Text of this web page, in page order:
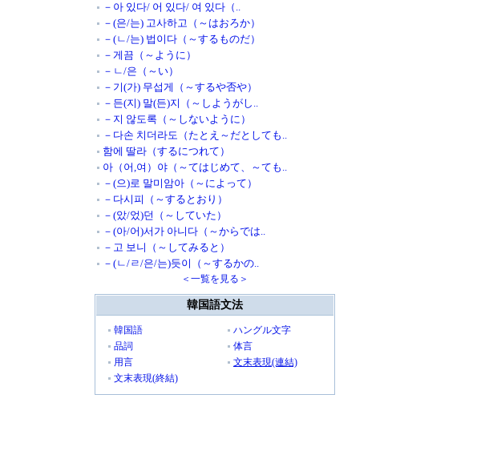
－아 있다/ 어 있다/ 여 있다（..
－(은/는) 고사하고（～はおろか）
－(ㄴ/는) 법이다（～するものだ）
－게끔（～ように）
－ㄴ/은（～い）
－기(가) 무섭게（～するや否や）
－든(지) 말(든)지（～しようがし..
－지 않도록（～しないように）
－다손 치더라도（たとえ～だとしても..
함에 딸라（するにつれて）
아（어,여）야（～てはじめて、～ても..
－(으)로 말미암아（～によって）
－다시피（～するとおり）
－(았/었)던（～していた）
－(아/어)서가 아니다（～からでは..
－고 보니（～してみると）
－(ㄴ/ㄹ/은/는)듯이（～するかの..
＜一覧を見る＞
韓国語文法
韓国語
ハングル文字
品詞
体言
用言
文末表現(連結)
文末表現(終結)